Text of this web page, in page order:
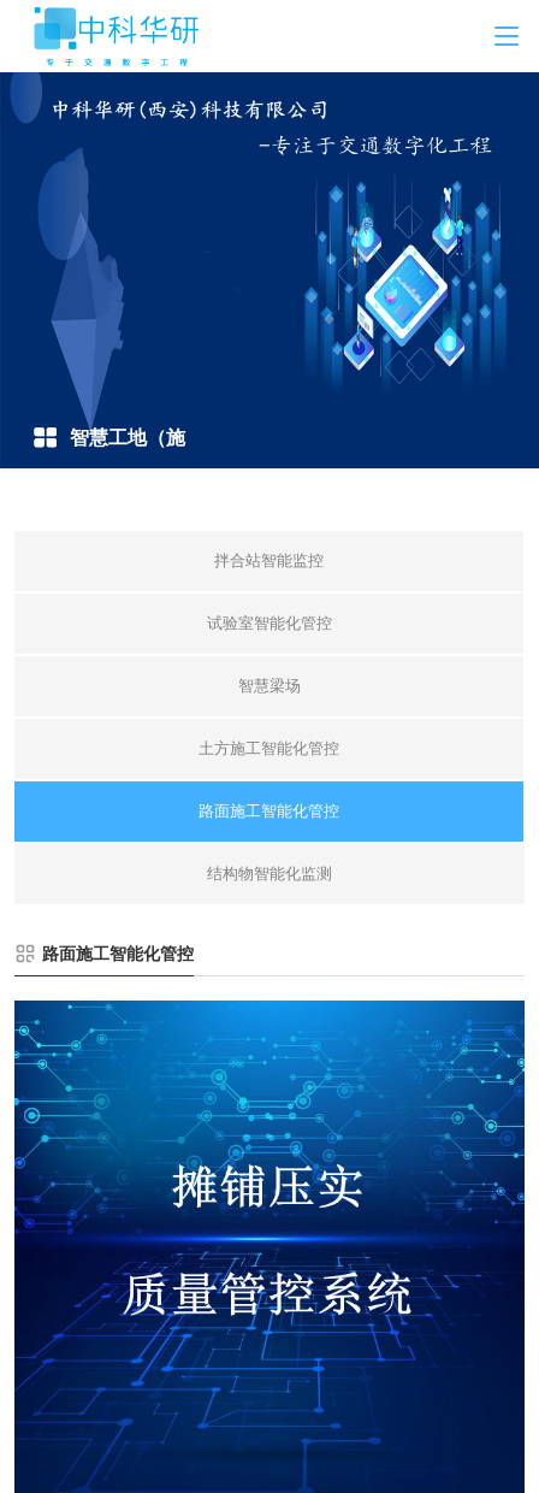
智慧工地（施
拌合站智能监控
试验室智能化管控
智慧梁场
土方施工智能化管控
路面施工智能化管控
结构物智能化监测
路面施工智能化管控